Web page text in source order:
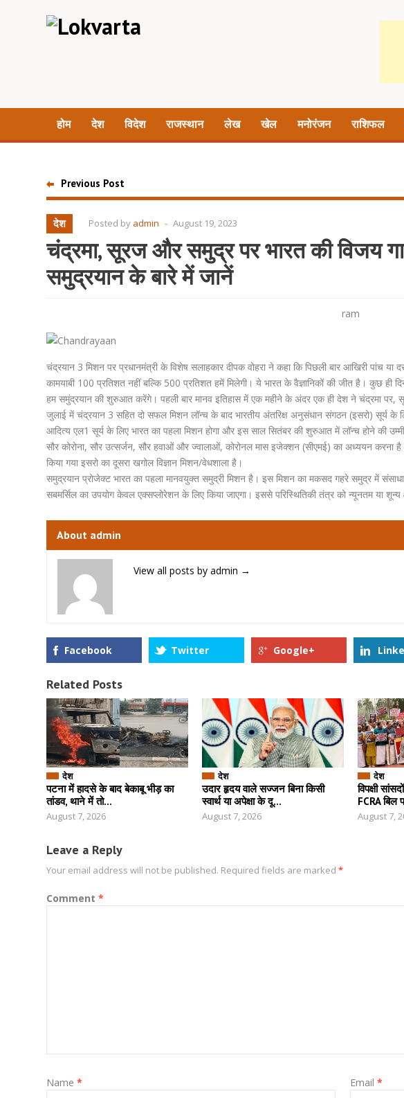
होम देश विदेश राजस्थान लेख खेल मनोरंजन राशिफल
Previous Post
देश Posted by admin - August 19, 2023
चंद्रमा, सूरज और समुद्र पर भारत की विजय
समुद्रयान के बारे में जानें
ram
चंद्रयान 3 मिशन पर प्रधानमंत्री के विशेष सलाहकार दीपक वोहरा ने कहा कि पिछली बार आखिरी पांच
कामयाबी 100 प्रतिशत नहीं बल्कि 500 प्रतिशत हमें मिलेगी। ये भारत के वैज्ञानिकों की जीत है। कुछ
हम समुंद्रयान की शुरुआत करेंगे। पहली बार मानव इतिहास में एक महीने के अंदर एक ही देश ने चंद्रमा पर,
जुलाई में चंद्रयान 3 सहित दो सफल मिशन लॉन्च के बाद भारतीय अंतरिक्ष अनुसंधान संगठन (इसरो) सूर्य
आदित्य एल1 सूर्य के लिए भारत का पहला मिशन होगा और इस साल सितंबर की शुरुआत में लॉन्च होने की
सौर कोरोना, सौर उत्सर्जन, सौर हवाओं और ज्वालाओं, कोरोनल मास इजेक्शन (सीएमई) का अध्ययन
किया गया इसरो का दूसरा खगोल विज्ञान मिशन/वेधशाला है।
समुद्रयान प्रोजेक्ट भारत का पहला मानवयुक्त समुद्री मिशन है। इस मिशन का मकसद गहरे समुद्र में
सबमर्सिल का उपयोग केवल एक्सप्लोरेशन के लिए किया जाएगा। इससे परिस्थितिकी तंत्र को न्यूनतम या शून्य
About admin
View all posts by admin →
Facebook Twitter Google+
Related Posts
देश
पटना में हादसे के बाद बेकाबू भीड़ का
तांडव, थाने में तो...
August 7, 2026
देश
उदार हृदय वाले सज्जन बिना किसी
स्वार्थ या अपेक्षा के दू...
August 7, 2026
देश
विपक्षी
FCRA बिल
August 7,
Leave a Reply
Your email address will not be published. Required fields are marked *
Comment *
Name * Email *